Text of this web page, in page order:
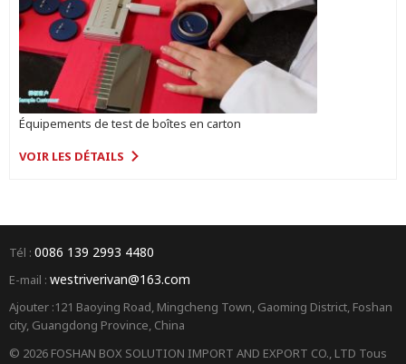
Équipements de test de boîtes en carton
VOIR LES DÉTAILS
Tél : 0086 139 2993 4480
E-mail : westriverivan@163.com
Ajouter :121 Baoying Road, Mingcheng Town, Gaoming District, Foshan
city, Guangdong Province, China
© 2026 FOSHAN BOX SOLUTION IMPORT AND EXPORT CO., LTD Tous